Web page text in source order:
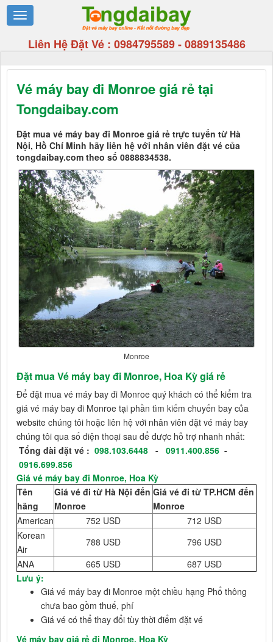
Liên Hệ Đặt Vé : 0984795589-0889135486
Vé máy bay đi Monroe giá rẻ tại
Tongdaibay.com
Đặt mua vé máy bay đi Monroe giá rẻ trực tuyến từ Hà
Nội, Hồ Chí Minh hãy liên hệ với nhân viên đặt vé của
tongdaibay.com theo số 0888834538.
Monroe
Đặt mua Vé máy bay đi Monroe, Hoa Kỳ giá rẻ
Để đặt mua vé máy bay đi Monroe quý khách có thể kiểm tra
giá vé máy bay đi Monroe tại phần tìm kiếm chuyến bay của
website chúng tôi hoặc liên hệ với nhân viên đặt vé máy bay
chúng tôi qua số điện thoại sau để được hỗ trợ nhanh nhất:
Tổng đài đặt vé : 098.103.6448 - 0911.400.856 -
0916.699.856
Giá vé máy bay đi Monroe, Hoa Kỳ
Tên
hãng
Giá vé đi từ Hà Nội đến
Monroe
Giá vé đi từ TP.HCM đến
Monroe
American
752 USD
712 USD
Korean
Air
788 USD
796 USD
ANA
665 USD
687 USD
Lưu ý:
Giá vé máy bay đi Monroe một chiều hạng Phổ thông
chưa bao gồm thuế, phí
Giá vé có thể thay đổi tùy thời điểm đặt vé
Vé máy bay giá rẻ đi Monroe, Hoa Kỳ